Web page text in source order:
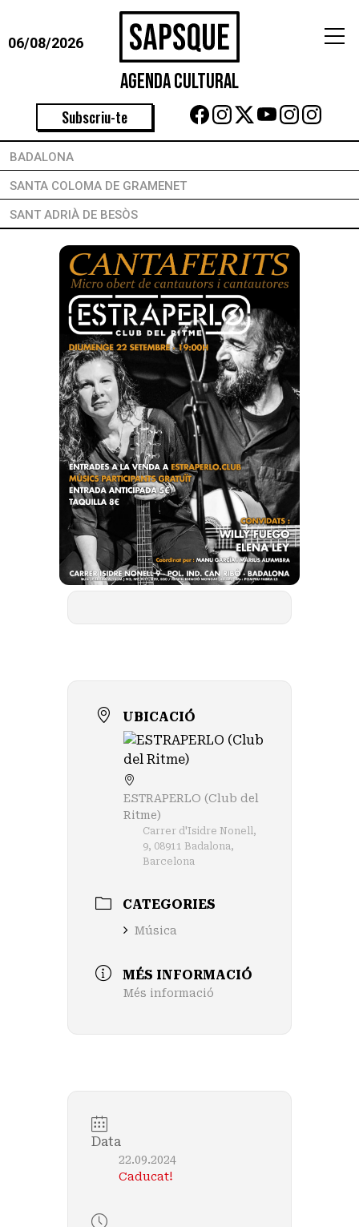
06/08/2026
Agenda Cultural
Subscriu-te
BADALONA
SANTA COLOMA DE GRAMENET
SANT ADRIÀ DE BESÒS
UBICACIÓ
ESTRAPERLO (Club del
Ritme)
Carrer d'Isidre Nonell,
9, 08911 Badalona,
Barcelona
CATEGORIES
Música
MÉS INFORMACIÓ
Més informació
Data
22.09.2024
Caducat!